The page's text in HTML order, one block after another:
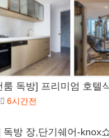
룸 독방] 프리미엄 호텔
6시간전
독방 장,단기쉐어-knox